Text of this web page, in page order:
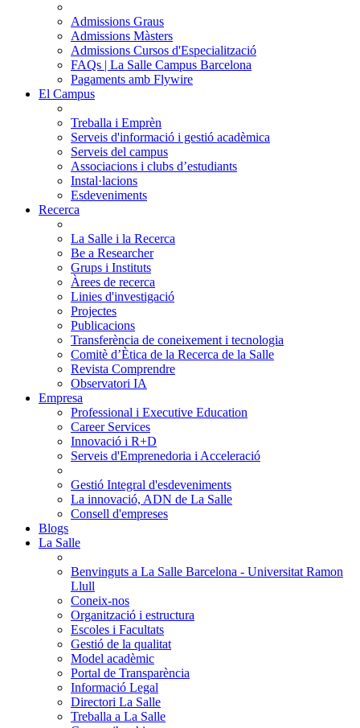
Admissions Graus
Admissions Màsters
Admissions Cursos d'Especialització
FAQs | La Salle Campus Barcelona
Pagaments amb Flywire
El Campus
Treballa i Emprèn
Serveis d'informació i gestió acadèmica
Serveis del campus
Associacions i clubs d’estudiants
Instal·lacions
Esdeveniments
Recerca
La Salle i la Recerca
Be a Researcher
Grups i Instituts
Àrees de recerca
Linies d'investigació
Projectes
Publicacions
Transferència de coneixement i tecnologia
Comitè d’Ètica de la Recerca de la Salle
Revista Comprendre
Observatori IA
Empresa
Professional i Executive Education
Career Services
Innovació i R+D
Serveis d'Emprenedoria i Acceleració
Gestió Integral d'esdeveniments
La innovació, ADN de La Salle
Consell d'empreses
Blogs
La Salle
Benvinguts a La Salle Barcelona - Universitat Ramon
Llull
Coneix-nos
Organització i estructura
Escoles i Facultats
Gestió de la qualitat
Model acadèmic
Portal de Transparència
Informació Legal
Directori La Salle
Treballa a La Salle